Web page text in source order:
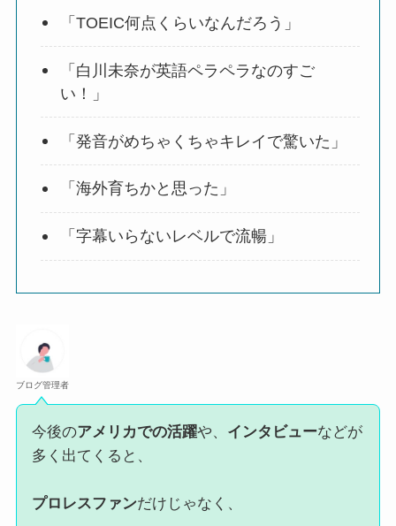
「TOEIC何点くらいなんだろう」
「白川未奈が英語ペラペラなのすご
い！」
「発音がめちゃくちゃキレイで驚いた」
「海外育ちかと思った」
「字幕いらないレベルで流暢」
ブログ管理者
今後のアメリカでの活躍や、 インタビューなどが
多く出てくると、
プロレスファンだけじゃなく、